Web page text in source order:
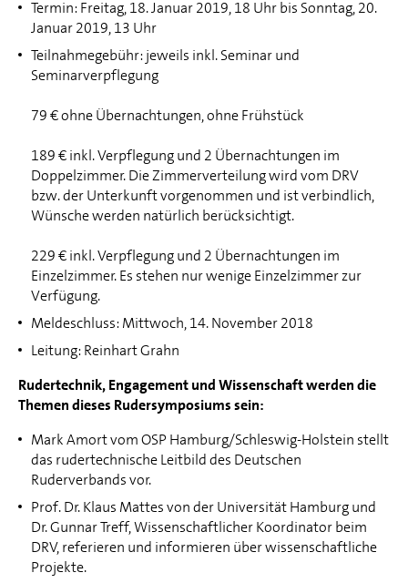
Termin: Freitag, 18. Januar 2019, 18 Uhr bis Sonntag, 20.
Januar 2019, 13 Uhr
Teilnahmegebühr: jeweils inkl. Seminar und
Seminarverpflegung
79 € ohne Übernachtungen, ohne Frühstück
189 € inkl. Verpflegung und 2 Übernachtungen im
Doppelzimmer. Die Zimmerverteilung wird vom DRV
bzw. der Unterkunft vorgenommen und ist verbindlich,
Wünsche werden natürlich berücksichtigt.
229 € inkl. Verpflegung und 2 Übernachtungen im
Einzelzimmer. Es stehen nur wenige Einzelzimmer zur
Verfügung.
Meldeschluss: Mittwoch, 14. November 2018
Leitung: Reinhart Grahn
Rudertechnik, Engagement und Wissenschaft werden die
Themen dieses Rudersymposiums sein:
Mark Amort vom OSP Hamburg/Schleswig-Holstein stellt
das rudertechnische Leitbild des Deutschen
Ruderverbands vor.
Prof. Dr. Klaus Mattes von der Universität Hamburg und
Dr. Gunnar Treff, Wissenschaftlicher Koordinator beim
DRV, referieren und informieren über wissenschaftliche
Projekte.